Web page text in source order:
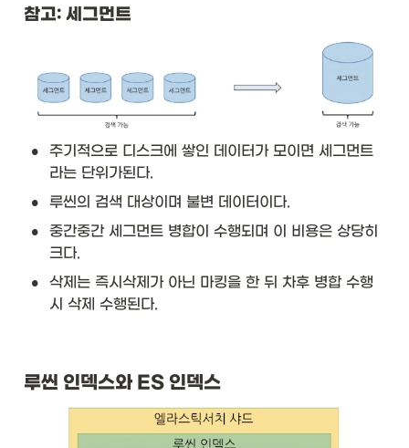
참고: 세그먼트
•
주기적으로 디스크에 쌓인 데이터가 모이면 세그먼트
라는 단위가된다.
• 루씬의 검색 대상이며 불변 데이터이다.
•
중간중간 세그먼트 병합이 수행되며 이 비용은 상당히
크다.
•
삭제는 즉시삭제가 아닌 마킹을 한 뒤 차후 병합 수행
시 삭제 수행된다.
루씬 인덱스와 ES 인덱스